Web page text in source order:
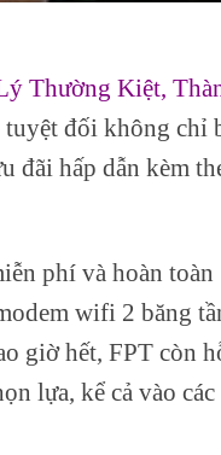
Thường Kiệt,
tuyệt đối không chỉ
đãi hấp dẫn kèm
phí và hoàn toàn
wifi 2 băng
giờ hết, FPT còn
lựa, kể cả vào các